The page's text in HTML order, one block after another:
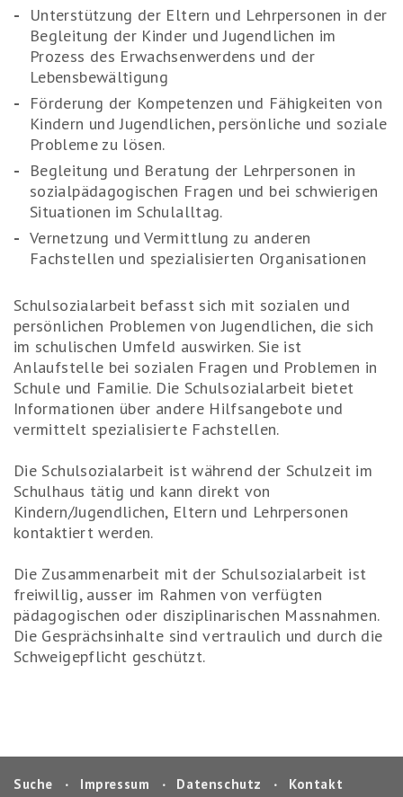
Unterstützung der Eltern und Lehrpersonen in der
Begleitung der Kinder und Jugendlichen im
Prozess des Erwachsenwerdens und der
Lebensbewältigung
Förderung der Kompetenzen und Fähigkeiten von
Kindern und Jugendlichen, persönliche und soziale
Probleme zu lösen.
Begleitung und Beratung der Lehrpersonen in
sozialpädagogischen Fragen und bei schwierigen
Situationen im Schulalltag.
Vernetzung und Vermittlung zu anderen
Fachstellen und spezialisierten Organisationen
Schulsozialarbeit befasst sich mit sozialen und
persönlichen Problemen von Jugendlichen, die sich
im schulischen Umfeld auswirken. Sie ist
Anlaufstelle bei sozialen Fragen und Problemen in
Schule und Familie. Die Schulsozialarbeit bietet
Informationen über andere Hilfsangebote und
vermittelt spezialisierte Fachstellen.
Die Schulsozialarbeit ist während der Schulzeit im
Schulhaus tätig und kann direkt von
Kindern/Jugendlichen, Eltern und Lehrpersonen
kontaktiert werden.
Die Zusammenarbeit mit der Schulsozialarbeit ist
freiwillig, ausser im Rahmen von verfügten
pädagogischen oder disziplinarischen Massnahmen.
Die Gesprächsinhalte sind vertraulich und durch die
Schweigepflicht geschützt.
Suche ‧ Impressum ‧ Datenschutz ‧ Kontakt